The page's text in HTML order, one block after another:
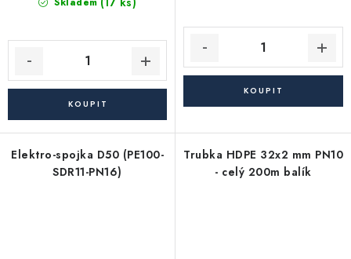
Elektro-spojka D50 (PE100-
SDR11-PN16)
Trubka HDPE 32x2 mm PN10
- celý 200m balík